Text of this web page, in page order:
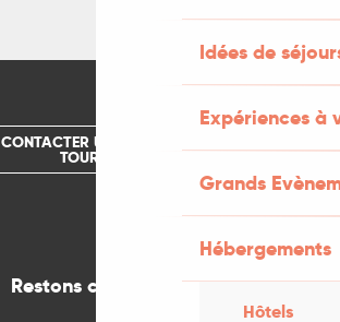
Idées de
Expériences à
Grands
Hébergements
Hôtels
CONTACTER UN OFFICE DE
TOURISME
Restons connectés